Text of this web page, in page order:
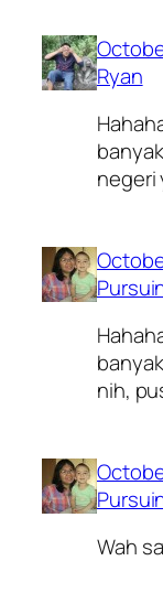
Ryan
negeri
nih,
Wah